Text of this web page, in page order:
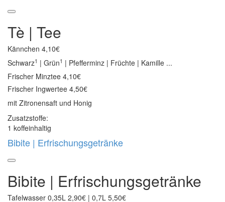
Tè | Tee
Kännchen 4,10€
Schwarz1 | Grün1 | Pfefferminz | Früchte | Kamille ...
Frischer Minztee 4,10€
Frischer Ingwertee 4,50€
mit Zitronensaft und Honig
Zusatzstoffe:
1 koffeinhaltig
Bibite | Erfrischungsgetränke
Bibite | Erfrischungsgetränke
Tafelwasser 0,35L 2,90€ | 0,7L 5,50€